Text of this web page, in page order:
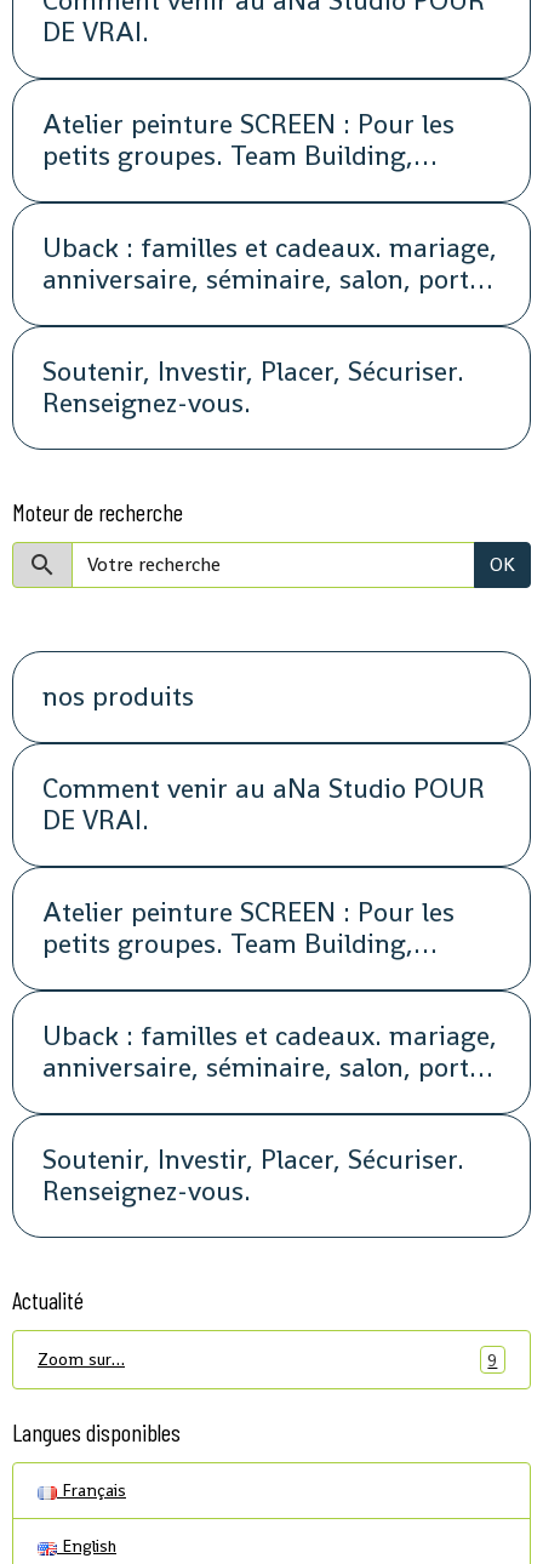
DE VRAI.
Atelier peinture SCREEN : Pour les
petits groupes. Team Building,
Uback : familles et cadeaux. mariage,
anniversaire, séminaire, salon, portes
Soutenir, Investir, Placer, Sécuriser.
Renseignez-vous.
Moteur de recherche
OK
nos produits
Comment venir au aNa Studio POUR
DE VRAI.
Atelier peinture SCREEN : Pour les
petits groupes. Team Building,
Uback : familles et cadeaux. mariage,
anniversaire, séminaire, salon, portes
Soutenir, Investir, Placer, Sécuriser.
Renseignez-vous.
Actualité
Zoom sur… 9
Langues disponibles
Français
English